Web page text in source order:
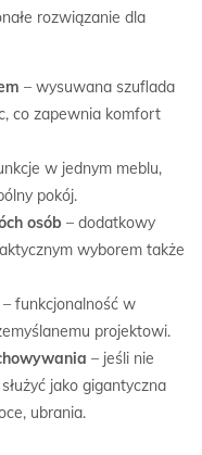
rozwiązanie dla
– wysuwana szuflada
co zapewnia komfort
w jednym meblu,
pokój.
osób – dodatkowy
wyborem także
– funkcjonalność w
projektowi.
– jeśli nie
jako gigantyczna
ubrania.